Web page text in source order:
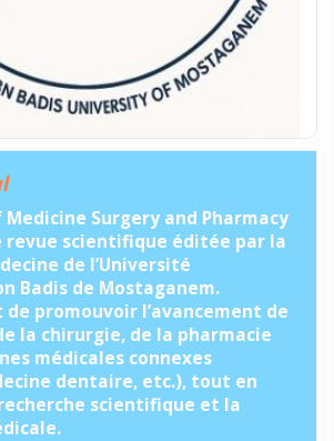
Medicine Surgery and Pharmacy
revue scientifique éditée par la
de l’Université
Badis de Mostaganem.
de promouvoir l’avancement de
la chirurgie, de la pharmacie
médicales connexes
dentaire, etc.), tout en
scientifique et la